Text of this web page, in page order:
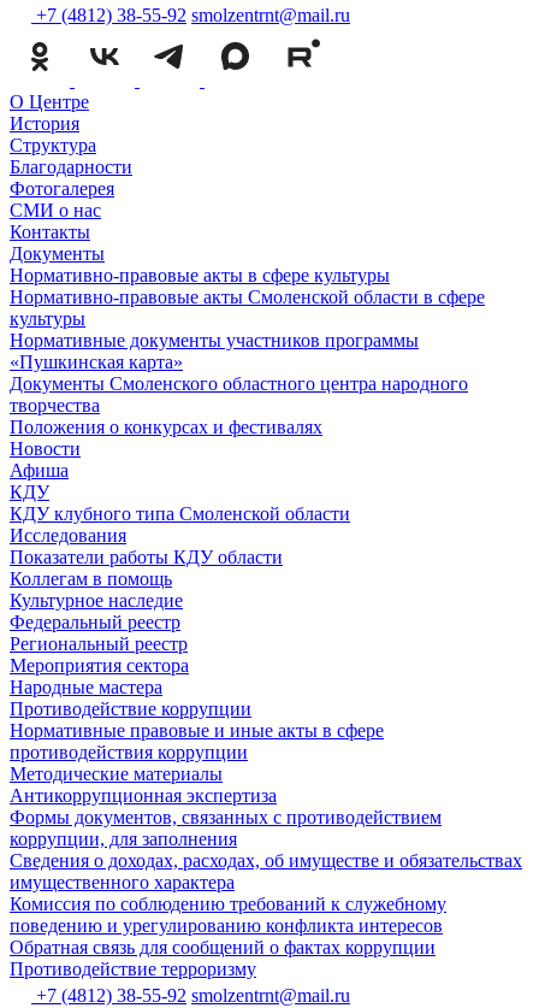
+7 (4812) 38-55-92 smolzentrnt@mail.ru
О Центре
История
Структура
Благодарности
Фотогалерея
СМИ о нас
Контакты
Документы
Нормативно-правовые акты в сфере культуры
Нормативно-правовые акты Смоленской области в сфере
культуры
Нормативные документы участников программы
«Пушкинская карта»
Документы Смоленского областного центра народного
творчества
Положения о конкурсах и фестивалях
Новости
Афиша
КДУ
КДУ клубного типа Смоленской области
Исследования
Показатели работы КДУ области
Коллегам в помощь
Культурное наследие
Федеральный реестр
Региональный реестр
Мероприятия сектора
Народные мастера
Противодействие коррупции
Нормативные правовые и иные акты в сфере
противодействия коррупции
Методические материалы
Антикоррупционная экспертиза
Формы документов, связанных с противодействием
коррупции, для заполнения
Сведения о доходах, расходах, об имуществе и обязательствах
имущественного характера
Комиссия по соблюдению требований к служебному
поведению и урегулированию конфликта интересов
Обратная связь для сообщений о фактах коррупции
Противодействие терроризму
+7 (4812) 38-55-92 smolzentrnt@mail.ru